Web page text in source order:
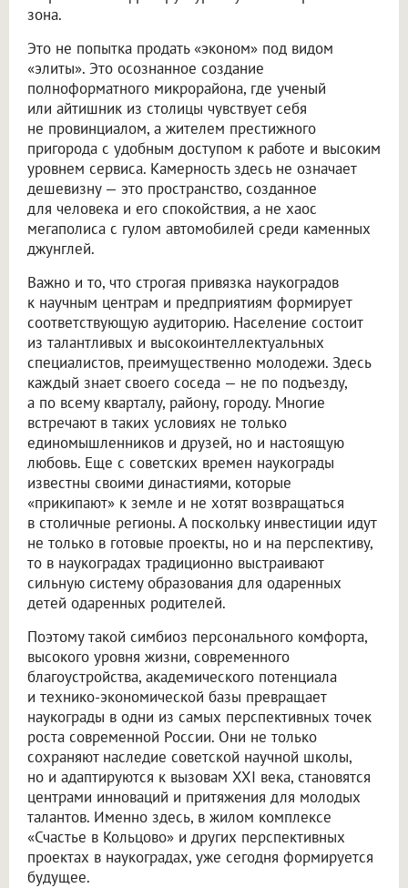
зона.
Это не попытка продать «эконом» под видом
«элиты». Это осознанное создание
полноформатного микрорайона, где ученый
или айтишник из столицы чувствует себя
не провинциалом, а жителем престижного
пригорода с удобным доступом к работе и высоким
уровнем сервиса. Камерность здесь не означает
дешевизну — это пространство, созданное
для человека и его спокойствия, а не хаос
мегаполиса с гулом автомобилей среди каменных
джунглей.
Важно и то, что строгая привязка наукоградов
к научным центрам и предприятиям формирует
соответствующую аудиторию. Население состоит
из талантливых и высокоинтеллектуальных
специалистов, преимущественно молодежи. Здесь
каждый знает своего соседа — не по подъезду,
а по всему кварталу, району, городу. Многие
встречают в таких условиях не только
единомышленников и друзей, но и настоящую
любовь. Еще с советских времен наукограды
известны своими династиями, которые
«прикипают» к земле и не хотят возвращаться
в столичные регионы. А поскольку инвестиции идут
не только в готовые проекты, но и на перспективу,
то в наукоградах традиционно выстраивают
сильную систему образования для одаренных
детей одаренных родителей.
Поэтому такой симбиоз персонального комфорта,
высокого уровня жизни, современного
благоустройства, академического потенциала
и технико-экономической базы превращает
наукограды в одни из самых перспективных точек
роста современной России. Они не только
сохраняют наследие советской научной школы,
но и адаптируются к вызовам XXI века, становятся
центрами инноваций и притяжения для молодых
талантов. Именно здесь, в жилом комплексе
«Счастье в Кольцово» и других перспективных
проектах в наукоградах, уже сегодня формируется
будущее.